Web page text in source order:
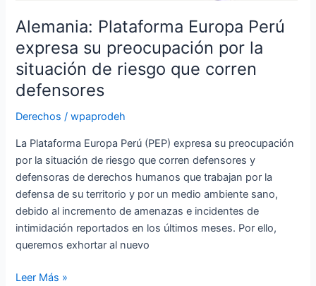
Alemania: Plataforma Europa Perú
expresa su preocupación por la
situación de riesgo que corren
defensores
Derechos /wpaprodeh
La Plataforma Europa Perú (PEP) expresa su preocupación
por la situación de riesgo que corren defensores y
defensoras de derechos humanos que trabajan por la
defensa de su territorio y por un medio ambiente sano,
debido al incremento de amenazas e incidentes de
intimidación reportados en los últimos meses. Por ello,
queremos exhortar al nuevo
defensores
Leer Más »